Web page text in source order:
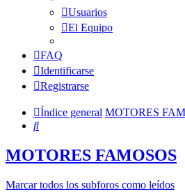
Usuarios
El Equipo
FAQ
Identificarse
Registrarse
Índice general MOTORES
Buscar
MOTORES FAMOSOS
Marcar todos los subforos como leídos